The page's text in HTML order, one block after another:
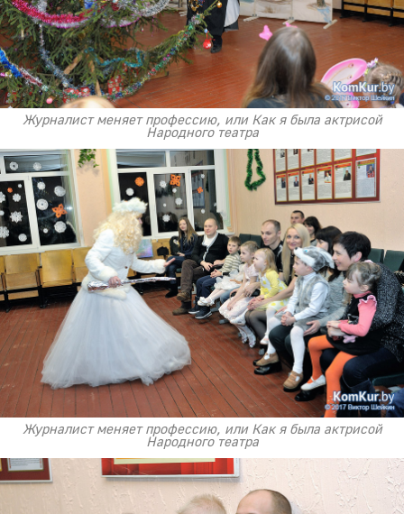
Журналист меняет профессию, или Как я была актрисой
Народного театра
Журналист меняет профессию, или Как я была актрисой
Народного театра